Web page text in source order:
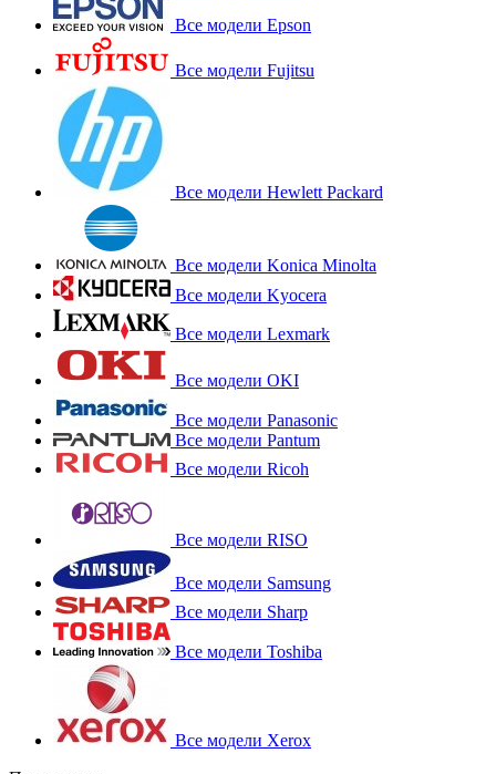
Все модели Epson
Все модели Fujitsu
Все модели Hewlett Packard
Все модели Konica Minolta
Все модели Kyocera
Все модели Lexmark
Все модели OKI
Все модели Panasonic
Все модели Pantum
Все модели Ricoh
Все модели RISO
Все модели Samsung
Все модели Sharp
Все модели Toshiba
Все модели Xerox